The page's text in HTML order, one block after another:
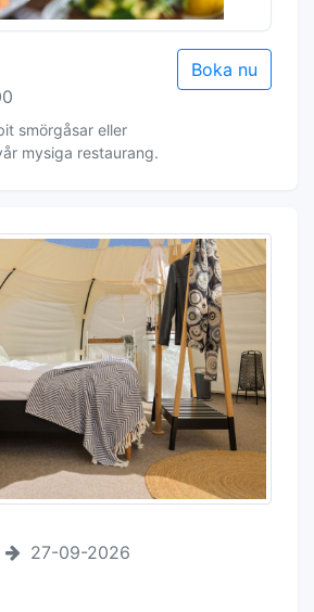
smörgåsar eller
mysiga restaurang.
Boka nu
27-09-2026